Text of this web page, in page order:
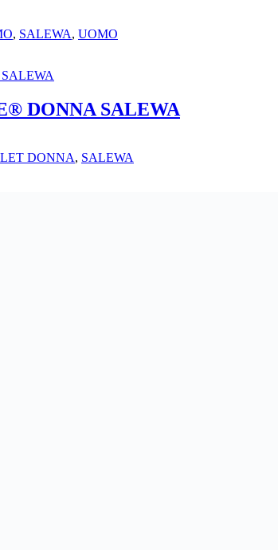
, SALEWA, UOMO
DONNA SALEWA
DONNA, SALEWA